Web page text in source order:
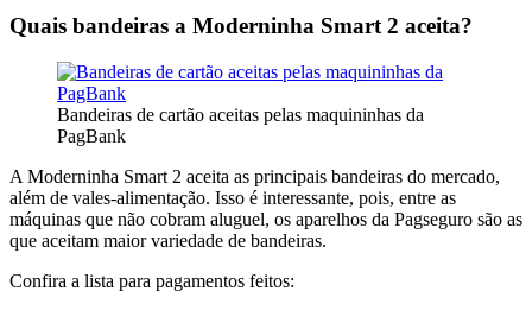
Quais bandeiras a Moderninha Smart 2 aceita?
Bandeiras de cartão aceitas pelas maquininhas da
PagBank
A Moderninha Smart 2 aceita as principais bandeiras do mercado,
além de vales-alimentação. Isso é interessante, pois, entre as
máquinas que não cobram aluguel, os aparelhos da Pagseguro são as
que aceitam maior variedade de bandeiras.
Confira a lista para pagamentos feitos: